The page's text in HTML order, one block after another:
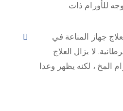
للأورام ذات
جهاز المناعة في
لا يزال العلاج
المخ ، لكنه يظهر وعدا